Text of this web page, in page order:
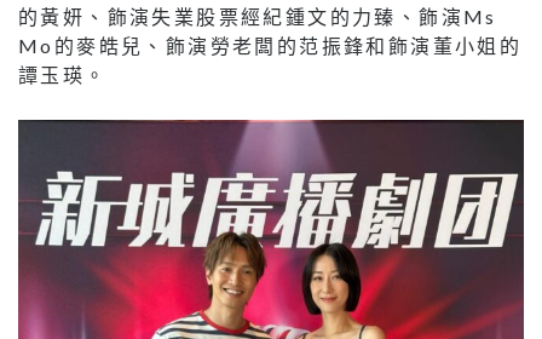
的黃妍、飾演失業股票經紀鍾文的力臻、飾演Ms
Mo的麥皓兒、飾演勞老闆的范振鋒和飾演董小姐的
譚玉瑛。